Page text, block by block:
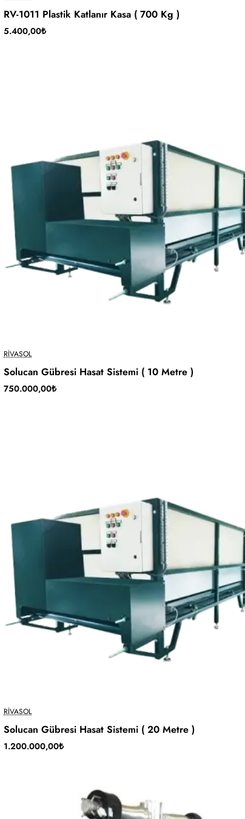
Tükendi
RV-1011 Plastik Katlanır Kasa ( 700 Kg )
5.400,00₺
RIVASOL
Solucan Gübresi Hasat Sistemi ( 10 Metre )
750.000,00₺
RIVASOL
Solucan Gübresi Hasat Sistemi ( 20 Metre )
1.200.000,00₺